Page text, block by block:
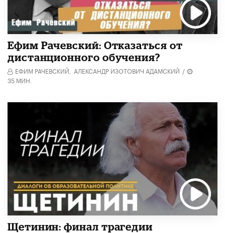
Ефим Рачевский: Отказаться от
дистанционного обучения?
ЕФИМ РАЧЕВСКИЙ, АЛЕКСАНДР ИЗОТОВИЧ АДАМСКИЙ /
35 МИН.
Щетинин: финал трагедии